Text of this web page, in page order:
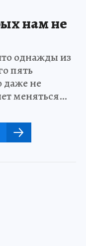
нам не
однажды из
пять
даже не
меняться…